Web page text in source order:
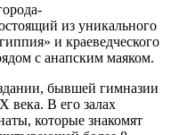
из уникального
и краеведческого
с анапским маяком.
бывшей гимназии
века. В его залах
которые знакомят